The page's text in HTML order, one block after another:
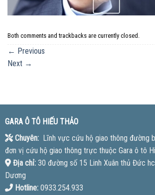
Both comments and trackbacks are currently closed.
← Previous
Next →
GARA Ô TÔ HIẾU THẢO
Chuyên:Lĩnh vực cứu hộ giao thông đường
đơn vị cứu hộ giao thông trực thuộc Gara ô tô
Địa chỉ:30 đường số 15 Linh Xuân thủ Đức
Dương
Hotline:0933.254.933